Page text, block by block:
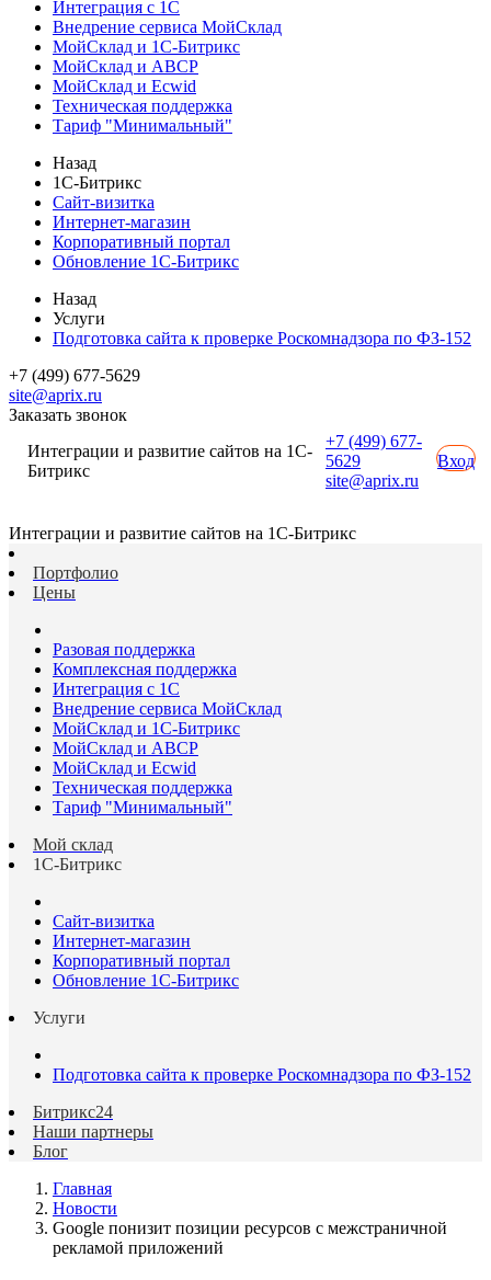
Интеграция с 1С
Внедрение сервиса МойСклад
МойСклад и 1С-Битрикс
МойСклад и ABCP
МойСклад и Ecwid
Техническая поддержка
Тариф "Минимальный"
Назад
1С-Битрикс
Сайт-визитка
Интернет-магазин
Корпоративный портал
Обновление 1С-Битрикс
Назад
Услуги
Подготовка сайта к проверке Роскомнадзора по ФЗ-152
+7 (499) 677-5629
site@aprix.ru
Заказать звонок
Интеграции и развитие сайтов на 1С-
Битрикс
+7 (499) 677-
5629
site@aprix.ru
Вход
Интеграции и развитие сайтов на 1С-Битрикс
Портфолио
Цены
Разовая поддержка
Комплексная поддержка
Интеграция с 1С
Внедрение сервиса МойСклад
МойСклад и 1С-Битрикс
МойСклад и ABCP
МойСклад и Ecwid
Техническая поддержка
Тариф "Минимальный"
Мой склад
1С-Битрикс
Сайт-визитка
Интернет-магазин
Корпоративный портал
Обновление 1С-Битрикс
Услуги
Подготовка сайта к проверке Роскомнадзора по ФЗ-152
Битрикс24
Наши партнеры
Блог
Главная
Новости
Google понизит позиции ресурсов с межстраничной
рекламой приложений